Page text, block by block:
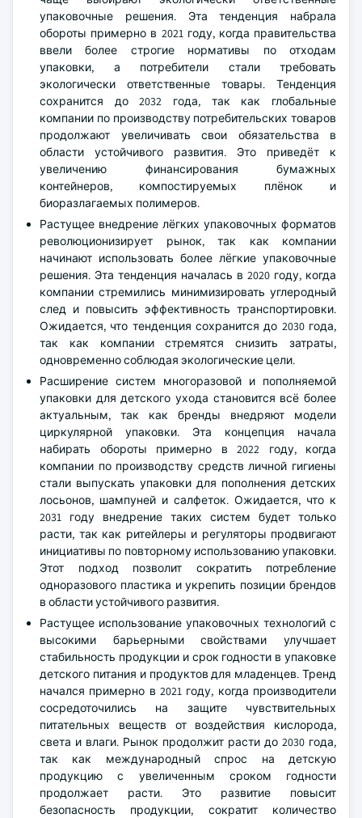
упаковочные решения. Эта тенденция набрала
обороты примерно в 2021 году, когда правительства
ввели более строгие нормативы по отходам
упаковки, а потребители стали требовать
экологически ответственные товары. Тенденция
сохранится до 2032 года, так как глобальные
компании по производству потребительских товаров
продолжают увеличивать свои обязательства в
области устойчивого развития. Это приведёт к
увеличению финансирования бумажных
контейнеров, компостируемых плёнок и
биоразлагаемых полимеров.
Растущее внедрение лёгких упаковочных форматов
революционизирует рынок, так как компании
начинают использовать более лёгкие упаковочные
решения. Эта тенденция началась в 2020 году, когда
компании стремились минимизировать углеродный
след и повысить эффективность транспортировки.
Ожидается, что тенденция сохранится до 2030 года,
так как компании стремятся снизить затраты,
одновременно соблюдая экологические цели.
Расширение систем многоразовой и пополняемой
упаковки для детского ухода становится всё более
актуальным, так как бренды внедряют модели
циркулярной упаковки. Эта концепция начала
набирать обороты примерно в 2022 году, когда
компании по производству средств личной гигиены
стали выпускать упаковки для пополнения детских
лосьонов, шампуней и салфеток. Ожидается, что к
2031 году внедрение таких систем будет только
расти, так как ритейлеры и регуляторы продвигают
инициативы по повторному использованию упаковки.
Этот подход позволит сократить потребление
одноразового пластика и укрепить позиции брендов
в области устойчивого развития.
Растущее использование упаковочных технологий с
высокими барьерными свойствами улучшает
стабильность продукции и срок годности в упаковке
детского питания и продуктов для младенцев. Тренд
начался примерно в 2021 году, когда производители
сосредоточились на защите чувствительных
питательных веществ от воздействия кислорода,
света и влаги. Рынок продолжит расти до 2030 года,
так как международный спрос на детскую
продукцию с увеличенным сроком годности
продолжает расти. Это развитие повысит
безопасность продукции, сократит количество